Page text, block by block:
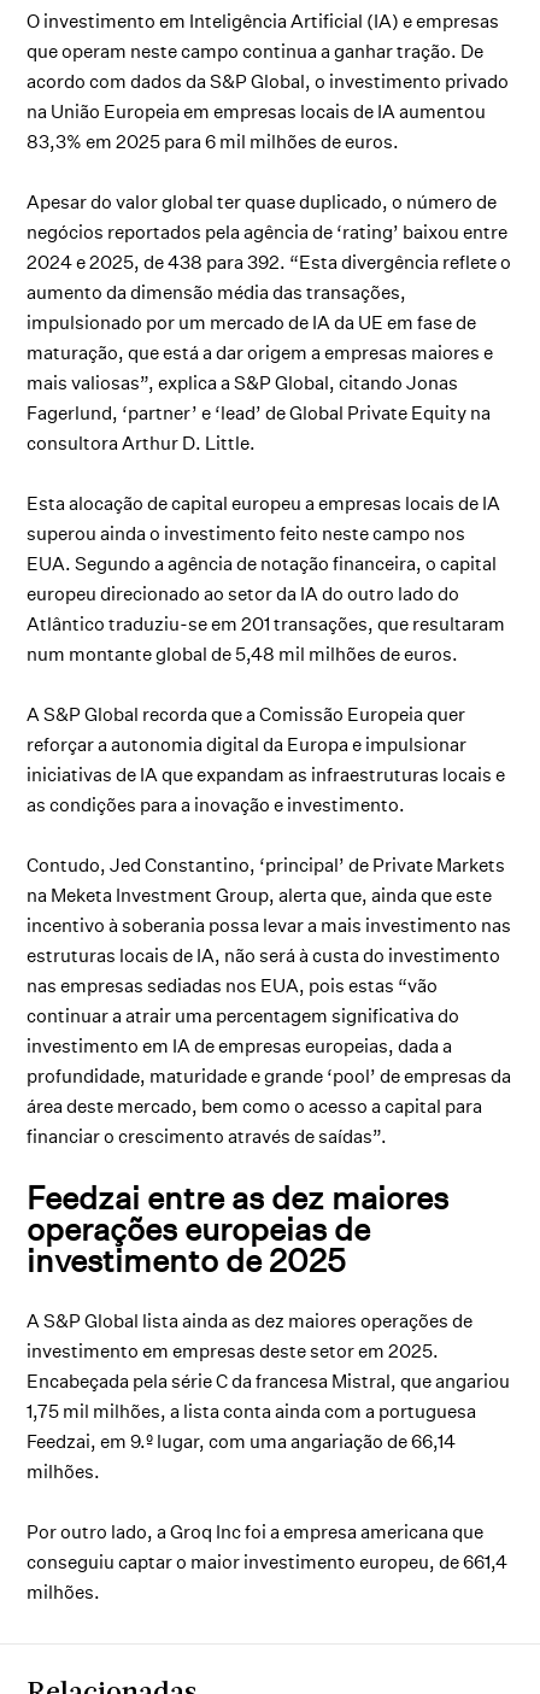
O investimento em Inteligência Artificial (IA) e empresas
que operam neste campo continua a ganhar tração. De
acordo com dados da S&P Global, o investimento privado
na União Europeia em empresas locais de IA aumentou
83,3% em 2025 para 6 mil milhões de euros.
Apesar do valor global ter quase duplicado, o número de
negócios reportados pela agência de ‘rating’ baixou entre
2024 e 2025, de 438 para 392. “Esta divergência reflete o
aumento da dimensão média das transações,
impulsionado por um mercado de IA da UE em fase de
maturação, que está a dar origem a empresas maiores e
mais valiosas”, explica a S&P Global, citando Jonas
Fagerlund, ‘partner’ e ‘lead’ de Global Private Equity na
consultora Arthur D. Little.
Esta alocação de capital europeu a empresas locais de IA
superou ainda o investimento feito neste campo nos
EUA. Segundo a agência de notação financeira, o capital
europeu direcionado ao setor da IA do outro lado do
Atlântico traduziu-se em 201 transações, que resultaram
num montante global de 5,48 mil milhões de euros.
A S&P Global recorda que a Comissão Europeia quer
reforçar a autonomia digital da Europa e impulsionar
iniciativas de IA que expandam as infraestruturas locais e
as condições para a inovação e investimento.
Contudo, Jed Constantino, ‘principal’ de Private Markets
na Meketa Investment Group, alerta que, ainda que este
incentivo à soberania possa levar a mais investimento nas
estruturas locais de IA, não será à custa do investimento
nas empresas sediadas nos EUA, pois estas “vão
continuar a atrair uma percentagem significativa do
investimento em IA de empresas europeias, dada a
profundidade, maturidade e grande ‘pool’ de empresas da
área deste mercado, bem como o acesso a capital para
financiar o crescimento através de saídas”.
Feedzai entre as dez maiores
operações europeias de
investimento de 2025
A S&P Global lista ainda as dez maiores operações de
investimento em empresas deste setor em 2025.
Encabeçada pela série C da francesa Mistral, que angariou
1,75 mil milhões, a lista conta ainda com a portuguesa
Feedzai, em 9.º lugar, com uma angariação de 66,14
milhões.
Por outro lado, a Groq Inc foi a empresa americana que
conseguiu captar o maior investimento europeu, de 661,4
milhões.